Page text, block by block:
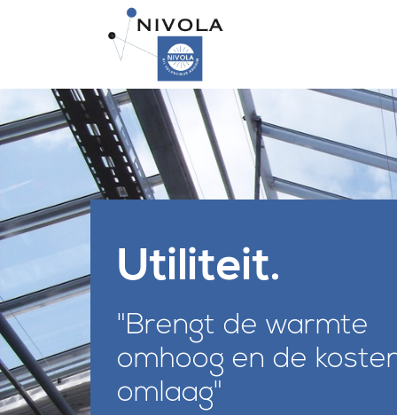
Utiliteit.
"Brengt de warmte
omhoog en de
omlaag"